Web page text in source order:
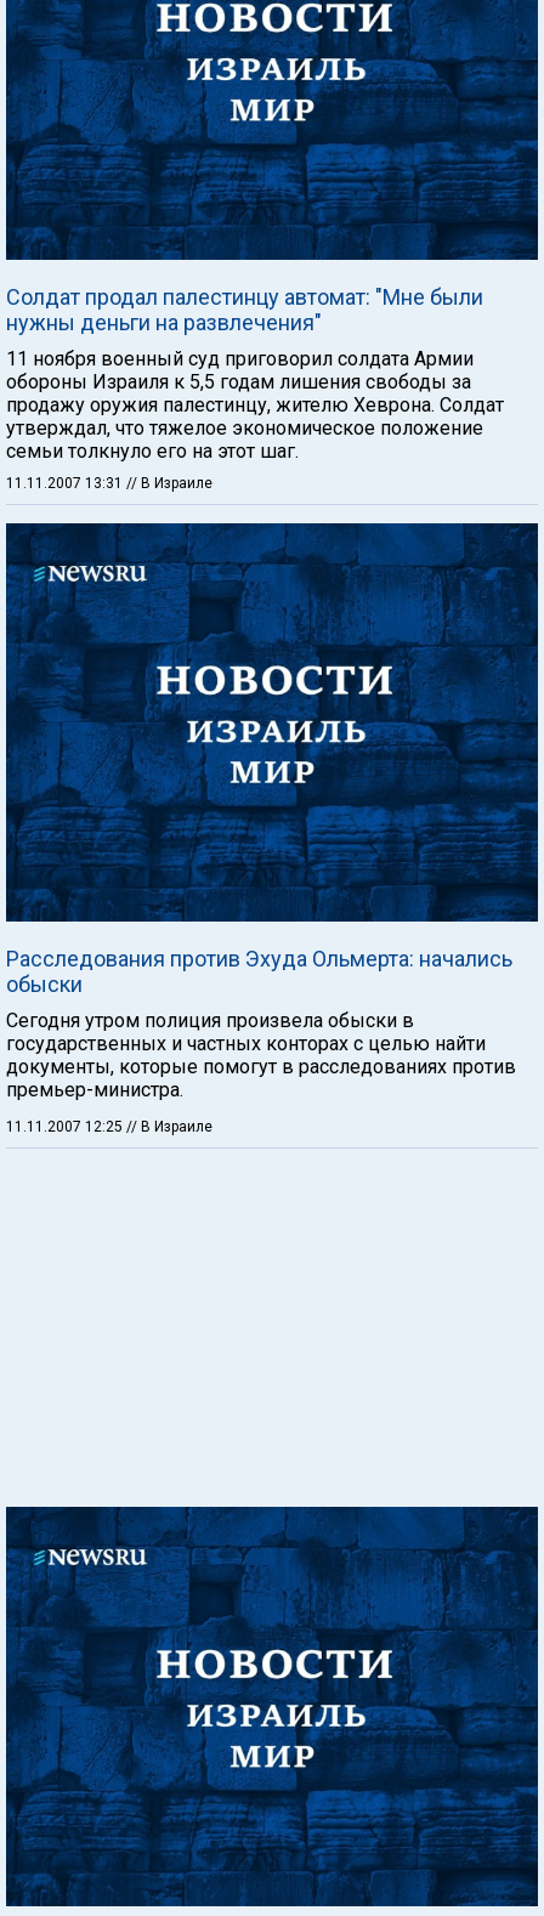
Солдат продал палестинцу автомат: "Мне были
нужны деньги на развлечения"
11 ноября военный суд приговорил солдата Армии
обороны Израиля к 5,5 годам лишения свободы за
продажу оружия палестинцу, жителю Хеврона. Солдат
утверждал, что тяжелое экономическое положение
семьи толкнуло его на этот шаг.
11.11.2007 13:31 // В Израиле
Расследования против Эхуда Ольмерта: начались
обыски
Сегодня утром полиция произвела обыски в
государственных и частных конторах с целью найти
документы, которые помогут в расследованиях против
премьер-министра.
11.11.2007 12:25 // В Израиле